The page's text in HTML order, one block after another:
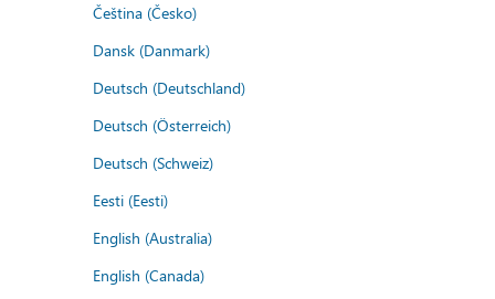
Čeština (Česko)
Dansk (Danmark)
Deutsch (Deutschland)
Deutsch (Österreich)
Deutsch (Schweiz)
Eesti (Eesti)
English (Australia)
English (Canada)